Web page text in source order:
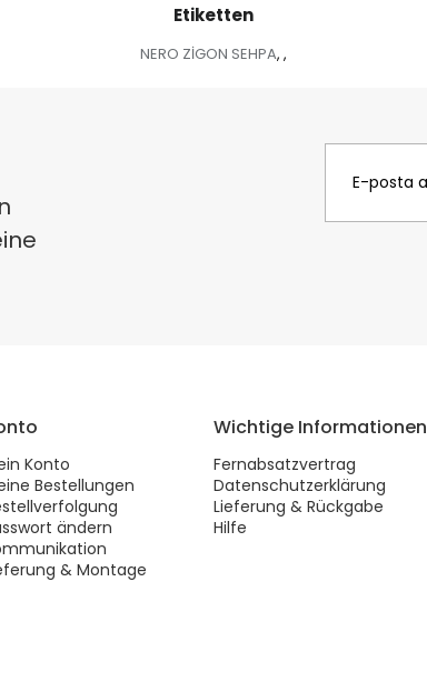
Etiketten
NERO ZİGON SEHPA, ,
Konto
Bestellungen
ändern
& Montage
Wichtige Informationen
Fernabsatzvertrag
Datenschutzerklärung
Lieferung & Rückgabe
Hilfe